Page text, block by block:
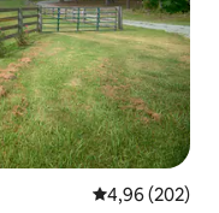
4,96 de uma
4,96 (202)